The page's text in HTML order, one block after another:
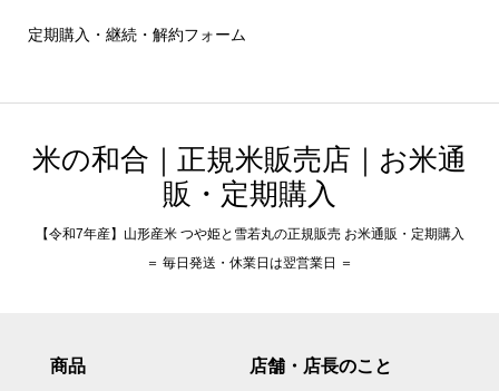
定期購入・継続・解約フォーム
米の和合｜正規米販売店｜お米通
販・定期購入
【令和7年産】山形産米 つや姫と雪若丸の正規販売 お米通販・定期購入
＝ 毎日発送・休業日は翌営業日 ＝
商品 店舗・店長のこと